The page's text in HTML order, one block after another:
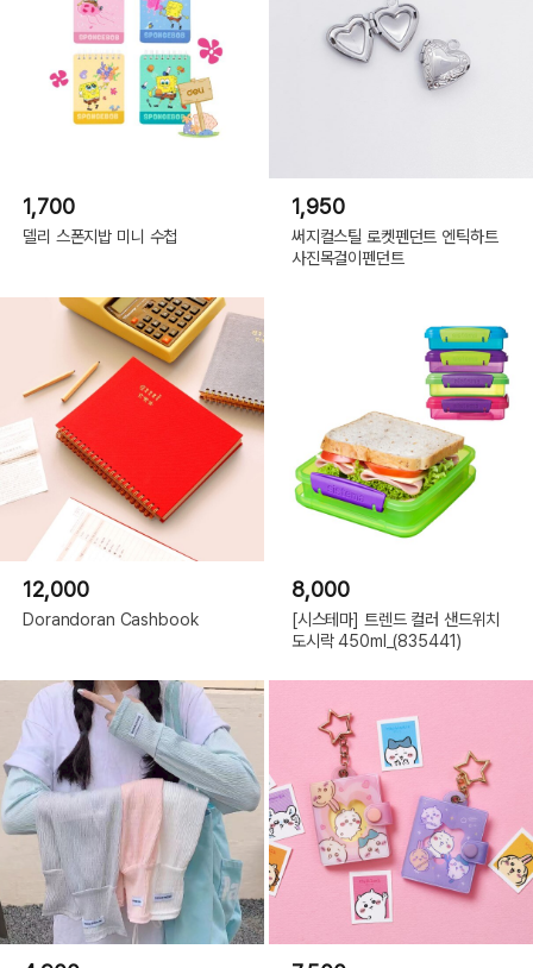
1,700
델리 스폰지밥 미니 수첩
1,950
써지컬스틸 로켓펜던트 엔틱하트
사진목걸이펜던트
12,000
Dorandoran Cashbook
8,000
[시스테마] 트렌드 컬러 샌드위치
도시락 450ml_(835441)